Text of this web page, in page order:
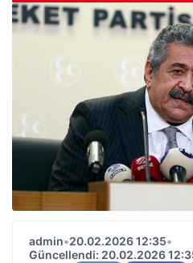
admin•20.02.2026 12:35•
Güncellendi: 20.02.2026